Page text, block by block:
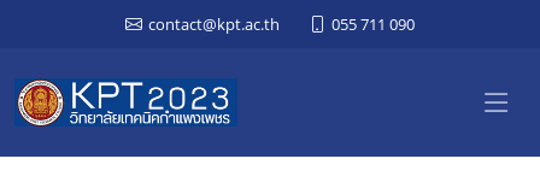
contact@kpt.ac.th 055 711 090